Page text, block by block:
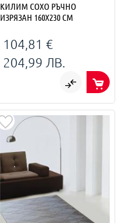
КИЛИМ СОХО РЪЧНО
ИЗРЯЗАН 160Х230 СМ
104,81 €
204,99 ЛВ.